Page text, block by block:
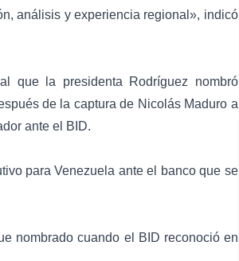
análisis y experiencia regional», indicó
que la presidenta Rodríguez nombró
de la captura de Nicolás Maduro a
ante el BID.
para Venezuela ante el banco que se
nombrado cuando el BID reconoció en